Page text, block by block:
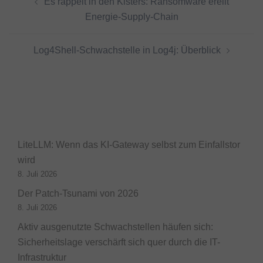
Energie-Supply-Chain
Log4Shell-Schwachstelle in Log4j: Überblick
LiteLLM: Wenn das KI-Gateway selbst zum Einfallstor
wird
8. Juli 2026
Der Patch-Tsunami von 2026
8. Juli 2026
Aktiv ausgenutzte Schwachstellen häufen sich:
Sicherheitslage verschärft sich quer durch die IT-
Infrastruktur